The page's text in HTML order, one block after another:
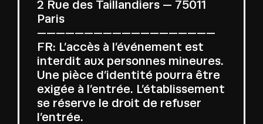
2 Rue des Taillandiers — 75011
Paris
———————————————————
FR: L’accès à l’événement est
interdit aux personnes mineures.
Une pièce d’identité pourra être
exigée à l’entrée. L’établissement
se réserve le droit de refuser
l’entrée.